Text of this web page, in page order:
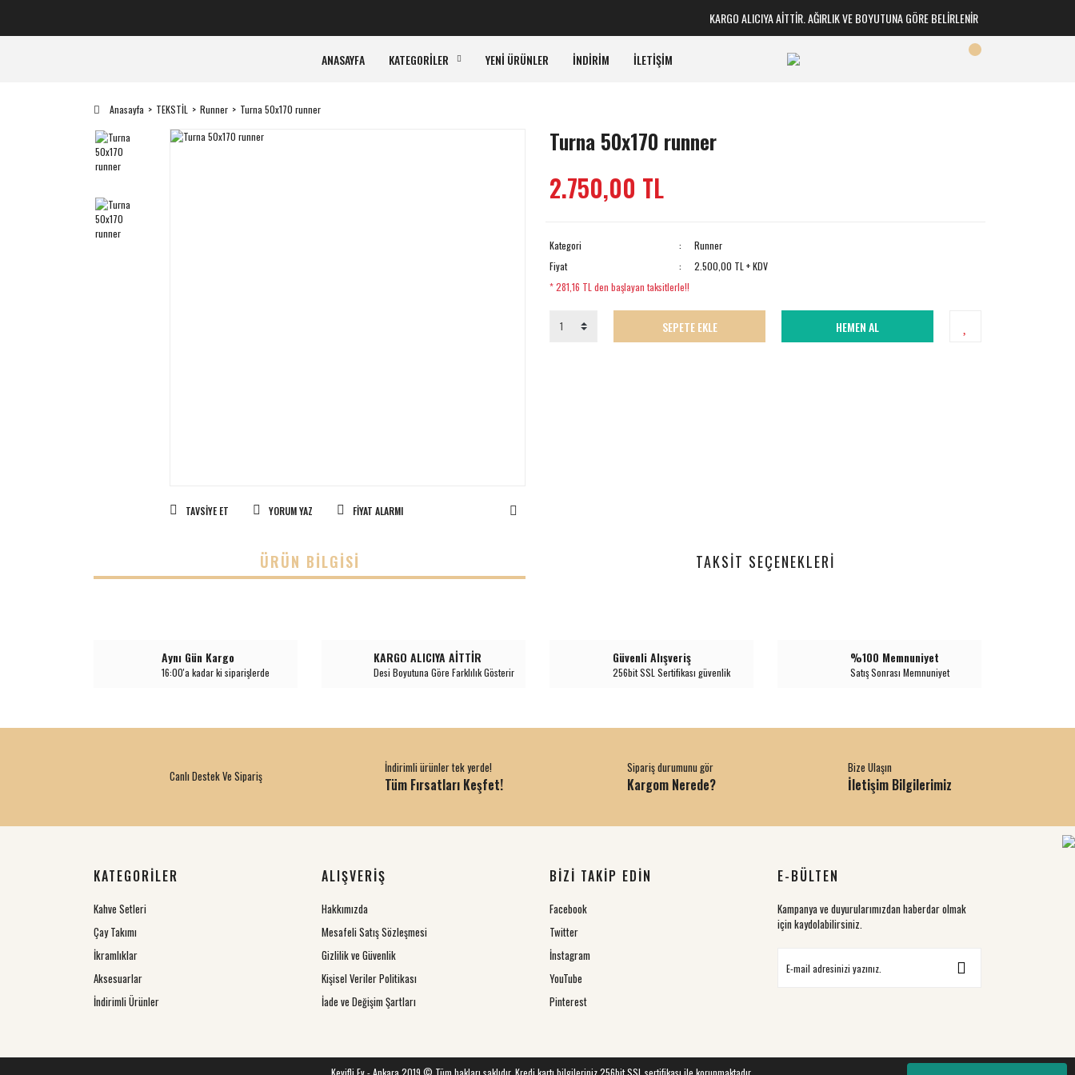
KARGO ALICIYA AİTTİR. AĞIRLIK VE BOYUTUNA GÖRE BELİRLENİR
ANASAYFA KATEGORİLER YENİ ÜRÜNLER İNDİRİM İLETİŞİM
Anasayfa TEKSTİL Runner Turna 50x170 runner
TAVSIYE ET YORUM YAZ FIYAT ALARMI
Turna 50x170 runner
2.750,00 TL
Kategori
Runner
Fiyat
2.500,00 TL + KDV
* 281,16 TL den başlayan taksitlerle!!
SEPETE EKLE HEMEN AL
ÜRÜN BILGISI TAKSIT SEÇENEKLERI
Aynı Gün Kargo
16:00'a kadar ki siparişlerde
KARGO ALICIYA AİTTİR
Desi Boyutuna Göre Farklılık Gösterir
Güvenli Alışveriş
256bit SSL Sertifikası güvenlik
%100 Memnuniyet
Satış Sonrası Memnuniyet
Canlı Destek Ve Sipariş
İndirimli ürünler tek yerde!
Tüm Fırsatları Keşfet!
Sipariş durumunu gör
Kargom Nerede?
Bize Ulaşın
İletişim Bilgilerimiz
KATEGORİLER
Kahve Setleri
Çay Takımı
İkramlıklar
Aksesuarlar
İndirimli Ürünler
ALIŞVERİŞ
Hakkımızda
Mesafeli Satış Sözleşmesi
Gizlilik ve Güvenlik
Kişisel Veriler Politikası
İade ve Değişim Şartları
BİZİ TAKİP EDİN
Facebook
Twitter
İnstagram
YouTube
Pinterest
E-BÜLTEN
Kampanya ve duyurularımızdan haberdar olmak
için kaydolabilirsiniz.
Keyifli Ev - Ankara 2019 © Tüm hakları saklıdır. Kredi kartı bilgileriniz 256bit SSL sertifikası ile korunmaktadır.